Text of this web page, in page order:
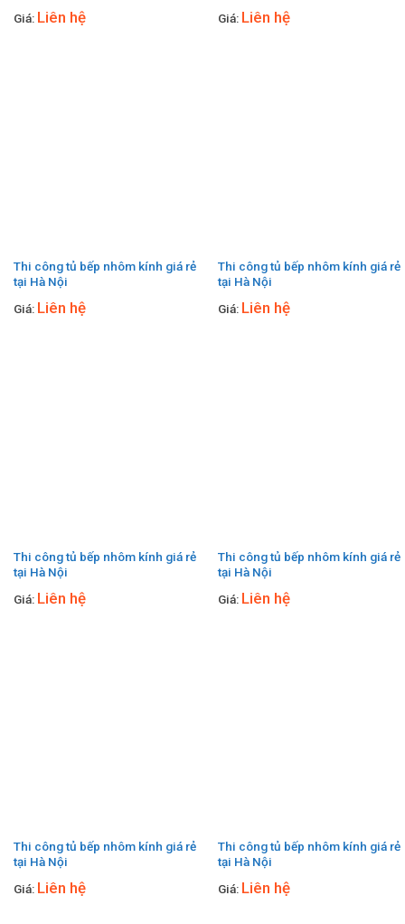
Giá: Liên hệ
Giá: Liên hệ
Thi công tủ bếp nhôm kính giá rẻ
tại Hà Nội
Giá: Liên hệ
Thi công tủ bếp nhôm kính giá rẻ
tại Hà Nội
Giá: Liên hệ
Thi công tủ bếp nhôm kính giá rẻ
tại Hà Nội
Giá: Liên hệ
Thi công tủ bếp nhôm kính giá rẻ
tại Hà Nội
Giá: Liên hệ
Thi công tủ bếp nhôm kính giá rẻ
tại Hà Nội
Giá: Liên hệ
Thi công tủ bếp nhôm kính giá rẻ
tại Hà Nội
Giá: Liên hệ